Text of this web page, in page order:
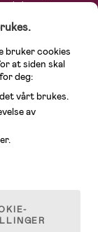
babyustyr og mye
Ergobaby, Philips
bruker cookies
at siden skal
deg:
vårt brukes.
av